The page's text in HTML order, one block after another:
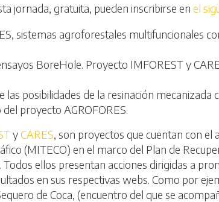
jornada, gratuita, pueden inscribirse en el
sistemas agroforestales multifuncionales
BoreHole. Proyecto IMFOREST y
las posibilidades de la resinación
proyecto AGROFORES.
yCARES, son proyectos que cuentan con el
(MITECO) en el marco del Plan de
ellos presentan acciones dirigidas a
en sus respectivas webs. Como por
de Coca, (encuentro del que se